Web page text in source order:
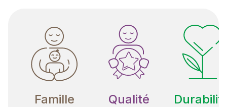
Famille Qualité